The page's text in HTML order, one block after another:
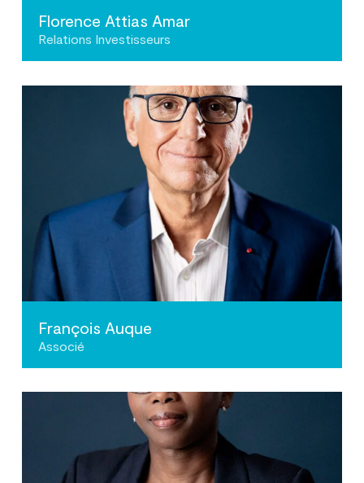
Florence Attias Amar
Relations Investisseurs
François Auque
Associé